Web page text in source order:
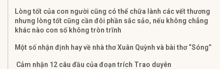
Lòng tốt của con người cũng có thể chữa lành các vết thương
nhưng lòng tốt cũng cần đôi phần sắc sảo, nếu không chẳng
khác nào con số không tròn trĩnh
Một số nhận định hay về nhà thơ Xuân Quỳnh và bài thơ “Sóng”
Cảm nhận 12 câu đầu của đoạn trích Trao duyên